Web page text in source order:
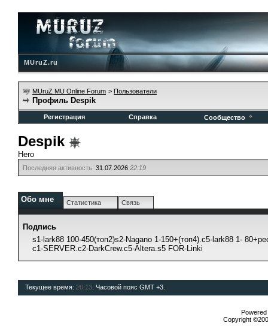
MUruZ.ru
MUruZ MU Online Forum > Пользователи
Профиль Despik
Регистрация Справка Сообщество
Despik
Hero
Последняя активность: 31.07.2026 22:19
Обо мне Статистика Связь
Подпись
s1-lark88 100-450(топ2)s2-Nagano 1-150+(топ4).c5-lark88 1-
с1-SERVER.c2-DarkCrew.c5-Altera.s5 FOR-Linki
Текущее время: 20:13 . Часовой пояс GMT +3.
Copyright